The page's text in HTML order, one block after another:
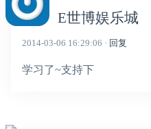
E世博娱乐城
2014-03-06 16:29:06 · 回复
学习了~支持下